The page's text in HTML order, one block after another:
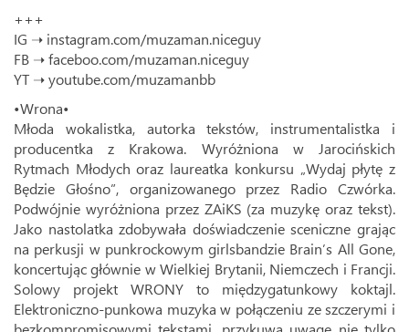
+++
IG ➝ instagram.com/muzaman.niceguy
FB ➝faceboo.com/muzaman.niceguy
YT ➝youtube.com/muzamanbb
•Wrona•
Młoda wokalistka, autorka tekstów, instrumentalistka i
producentka z Krakowa. Wyróżniona w Jarocińskich
Rytmach Młodych oraz laureatka konkursu „Wydaj płytę z
Będzie Głośno”, organizowanego przez Radio Czwórka.
Podwójnie wyróżniona przez ZAiKS (za muzykę oraz tekst).
Jako nastolatka zdobywała doświadczenie sceniczne grając
na perkusji w punkrockowym girlsbandzie Brain’s All Gone,
koncertując głównie w Wielkiej Brytanii, Niemczech i Francji.
Solowy projekt WRONY to międzygatunkowy koktajl.
Elektroniczno-punkowa muzyka w połączeniu ze szczerymi i